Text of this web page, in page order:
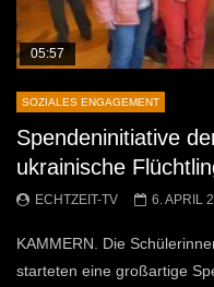
05:57
SOZIALES ENGAGEMENT
Spendeninitiative
ukrainische
ECHTZEIT-TV 6. APRIL
KAMMERN. Die
starteten eine großartige